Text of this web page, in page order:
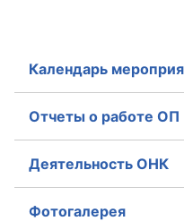
Аппарат ОП КО
УСТАВ ГКУ
Доходы
Календарь
Отчеты о работе ОП
Деятельность ОНК
Фотогалерея